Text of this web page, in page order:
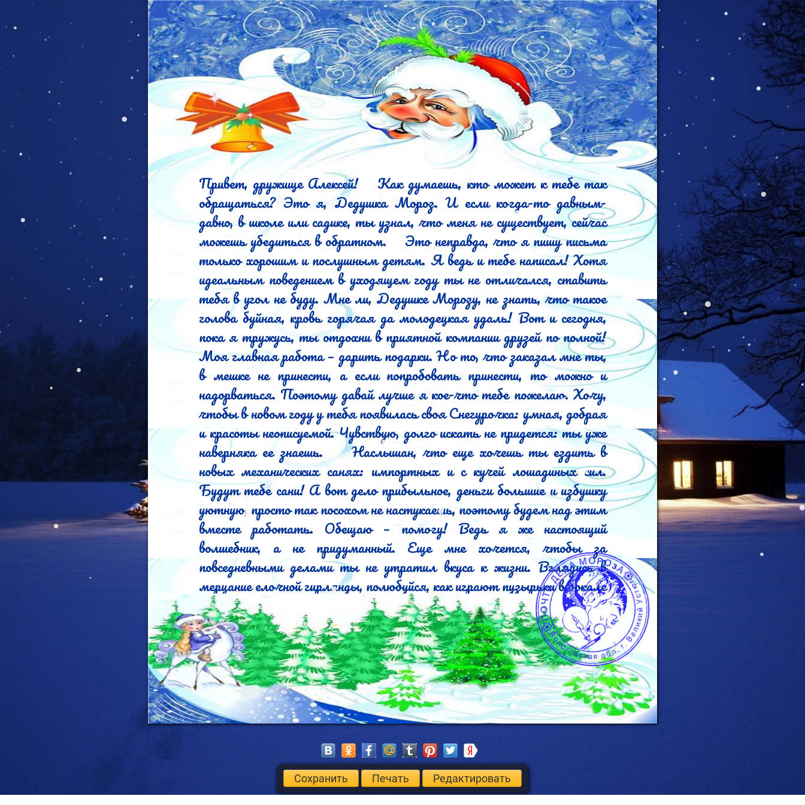
Привет, дружище Алексей!	Как думаешь, кто может к тебе так
обращаться? Это я, Дедушка Мороз. И если когда-то давным-
давно, в школе или садике, ты узнал, что меня не существует, сейчас
можешь убедиться в обратном.	Это неправда, что я пишу письма
только хорошим и послушным детям. Я ведь и тебе написал! Хотя
идеальным поведением в уходящем году ты не отличался, ставить
тебя в угол не буду. Мне ли, Дедушке Морозу, не знать, что такое
голова буйная, кровь горячая да молодецкая удаль! Вот и сегодня,
пока я тружусь, ты отдохни в приятной компании друзей по полной!
Моя главная работа – дарить подарки. Но то, что заказал мне ты,
в мешке не принести, а если попробовать принести, то можно и
надорваться. Поэтому давай лучше я кое-что тебе пожелаю. Хочу,
чтобы в новом году у тебя появилась своя Снегурочка: умная, добрая
и красоты неописуемой. Чувствую, долго искать не придется: ты уже
наверняка ее знаешь.	Наслышан, что еще хочешь ты ездить в
новых механических санях: импортных и с кучей лошадиных сил.
Будут тебе сани! А вот дело прибыльное, деньги большие и избушку
уютную, просто так посохом не настукаешь, поэтому будем над этим
вместе работать. Обещаю – помогу! Ведь я же настоящий
волшебник, а не придуманный.	Еще мне хочется, чтобы за
повседневными делами ты не утратил вкуса к жизни. Вглядись в
мерцание елочной гирлянды, полюбуйся, как играют пузырьки в бокале
с шампанским, вдохни праздничный аромат мандаринов – и ощути дух
новогоднего настроения! И не забудь поздравить близких.Твой друг -
Дед Мороз.
С праздником, Алеша! И пусть жизнь дарит тебе только приятные
сюрпризы и в таком количестве, что даже в моем мешке все они не
уместятся
Сохранить Печать Редактировать